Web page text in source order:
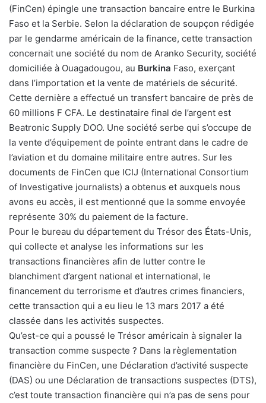
(FinCen) épingle une transaction bancaire entre le Burkina
Faso et la Serbie. Selon la déclaration de soupçon rédigée
par le gendarme américain de la finance, cette transaction
concernait une société du nom de Aranko Security, société
domiciliée à Ouagadougou, au Burkina Faso, exerçant
dans l’importation et la vente de matériels de sécurité.
Cette dernière a effectué un transfert bancaire de près de
60 millions F CFA. Le destinataire final de l’argent est
Beatronic Supply DOO. Une société serbe qui s’occupe de
la vente d’équipement de pointe entrant dans le cadre de
l’aviation et du domaine militaire entre autres. Sur les
documents de FinCen que ICIJ (International Consortium
of Investigative journalists) a obtenus et auxquels nous
avons eu accès, il est mentionné que la somme envoyée
représente 30% du paiement de la facture.
Pour le bureau du département du Trésor des États-Unis,
qui collecte et analyse les informations sur les
transactions financières afin de lutter contre le
blanchiment d’argent national et international, le
financement du terrorisme et d’autres crimes financiers,
cette transaction qui a eu lieu le 13 mars 2017 a été
classée dans les activités suspectes.
Qu’est-ce qui a poussé le Trésor américain à signaler la
transaction comme suspecte ? Dans la règlementation
financière du FinCen, une Déclaration d’activité suspecte
(DAS) ou une Déclaration de transactions suspectes (DTS),
c’est toute transaction financière qui n’a pas de sens pour